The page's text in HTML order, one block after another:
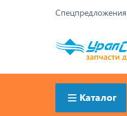
Спецпредложения
Каталог